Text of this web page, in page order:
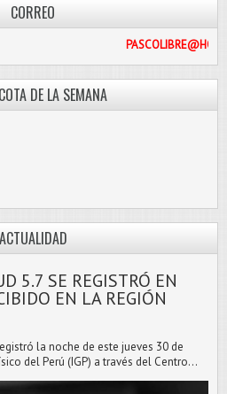
CORREO
DE LA SEMANA
ACTUALIDAD
5.7 SE REGISTRÓ EN
EN LA REGIÓN
la noche de este jueves 30 de
del Perú (IGP) a través del Centro...